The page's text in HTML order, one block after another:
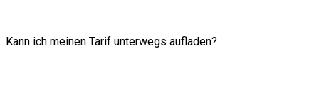
Kann ich meinen Tarif unterwegs aufladen?